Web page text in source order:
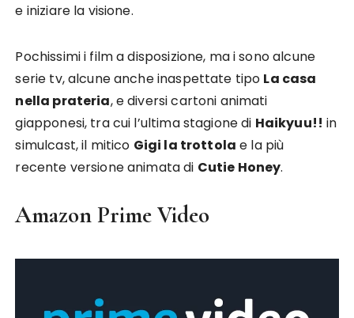
e iniziare la visione.
Pochissimi i film a disposizione, ma i sono alcune
serie tv, alcune anche inaspettate tipo La casa
nella prateria, e diversi cartoni animati
giapponesi, tra cui l’ultima stagione di Haikyuu!! in
simulcast, il mitico Gigi la trottola e la più
recente versione animata di Cutie Honey.
Amazon Prime Video